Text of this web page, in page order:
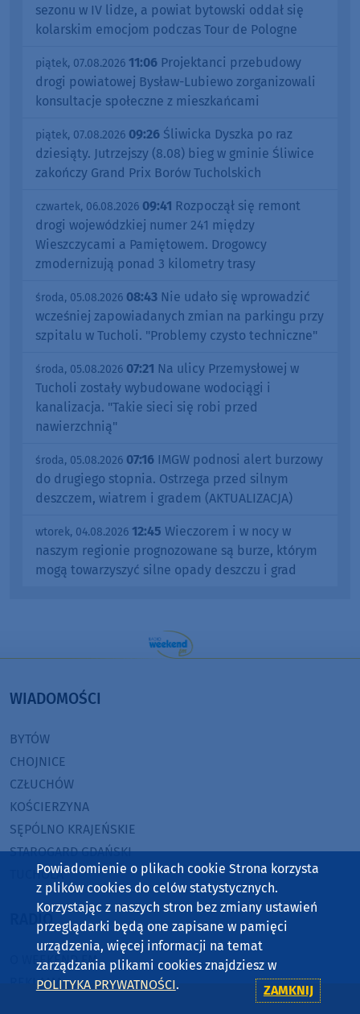
sezonu w IV lidze, a powiat bytowski oddał się
kolarskim emocjom podczas Tour de Pologne
piątek, 07.08.2026 11:06 Projektanci przebudowy
drogi powiatowej Bysław-Lubiewo zorganizowali
konsultacje społeczne z mieszkańcami
piątek, 07.08.2026 09:26 Śliwicka Dyszka po raz
dziesiąty. Jutrzejszy (8.08) bieg w gminie Śliwice
zakończy Grand Prix Borów Tucholskich
czwartek, 06.08.2026 09:41 Rozpoczął się remont
drogi wojewódzkiej numer 241 między
Wieszczycami a Pamiętowem. Drogowcy
zmodernizują ponad 3 kilometry trasy
środa, 05.08.2026 08:43 Nie udało się wprowadzić
wcześniej zapowiadanych zmian na parkingu przy
szpitalu w Tucholi. "Problemy czysto techniczne"
środa, 05.08.2026 07:21 Na ulicy Przemysłowej w
Tucholi zostały wybudowane wodociągi i
kanalizacja. "Takie sieci się robi przed
nawierzchnią"
środa, 05.08.2026 07:16 IMGW podnosi alert burzowy
do drugiego stopnia. Ostrzega przed silnym
deszczem, wiatrem i gradem (AKTUALIZACJA)
wtorek, 04.08.2026 12:45 Wieczorem i w nocy w
naszym regionie prognozowane są burze, którym
mogą towarzyszyć silne opady deszczu i grad
WIADOMOŚCI
BYTÓW
CHOJNICE
CZŁUCHÓW
KOŚCIERZYNA
SĘPÓLNO KRAJEŃSKIE
STAROGARD GDAŃSKI
TUCHOLA
RADIO
O WEEKEND FM
REKLAMA
Powiadomienie o plikach cookie Strona korzysta
z plików cookies do celów statystycznych.
Korzystając z naszych stron bez zmiany ustawień
przeglądarki będą one zapisane w pamięci
urządzenia, więcej informacji na temat
zarządzania plikami cookies znajdziesz w
POLITYKA PRYWATNOŚCI. ZAMKNIJ